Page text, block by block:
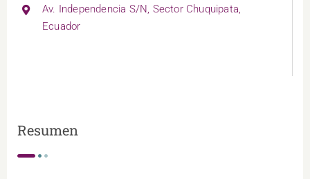
Av. Independencia S/N, Sector Chuquipata,
Ecuador
Resumen